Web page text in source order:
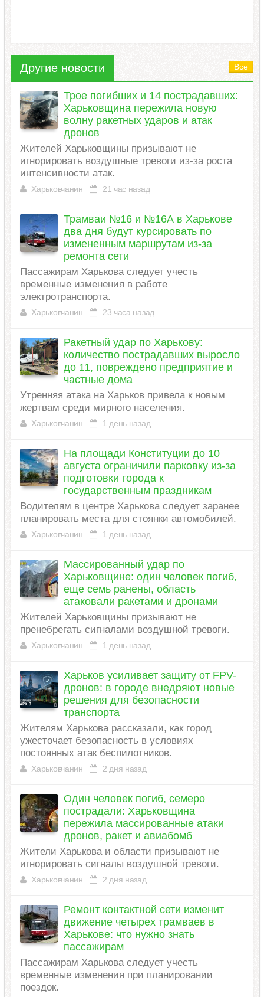
Другие новости Все
Трое погибших и 14 пострадавших:
Харьковщина пережила новую
волну ракетных ударов и атак
дронов
Жителей Харьковщины призывают не
игнорировать воздушные тревоги из-за роста
интенсивности атак.
Харьковчанин 21 час назад
Трамваи №16 и №16А в Харькове
два дня будут курсировать по
измененным маршрутам из-за
ремонта сети
Пассажирам Харькова следует учесть
временные изменения в работе
электротранспорта.
Харьковчанин 23 часа назад
Ракетный удар по Харькову:
количество пострадавших выросло
до 11, повреждено предприятие и
частные дома
Утренняя атака на Харьков привела к новым
жертвам среди мирного населения.
Харьковчанин 1 день назад
На площади Конституции до 10
августа ограничили парковку из-за
подготовки города к
государственным праздникам
Водителям в центре Харькова следует заранее
планировать места для стоянки автомобилей.
Харьковчанин 1 день назад
Массированный удар по
Харьковщине: один человек погиб,
еще семь ранены, область
атаковали ракетами и дронами
Жителей Харьковщины призывают не
пренебрегать сигналами воздушной тревоги.
Харьковчанин 1 день назад
Харьков усиливает защиту от FPV-
дронов: в городе внедряют новые
решения для безопасности
транспорта
Жителям Харькова рассказали, как город
ужесточает безопасность в условиях
постоянных атак беспилотников.
Харьковчанин 2 дня назад
Один человек погиб, семеро
пострадали: Харьковщина
пережила массированные атаки
дронов, ракет и авиабомб
Жители Харькова и области призывают не
игнорировать сигналы воздушной тревоги.
Харьковчанин 2 дня назад
Ремонт контактной сети изменит
движение четырех трамваев в
Харькове: что нужно знать
пассажирам
Пассажирам Харькова следует учесть
временные изменения при планировании
поездок.